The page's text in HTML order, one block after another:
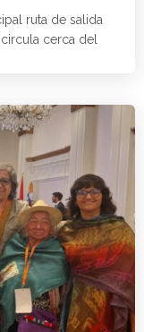
ruta de salida
cerca del